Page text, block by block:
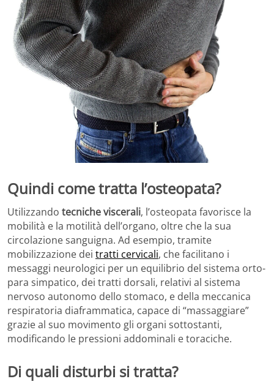
Quindi come tratta l’osteopata?
Utilizzando tecniche viscerali, l’osteopata favorisce la
mobilità e la motilità dell’organo, oltre che la sua
circolazione sanguigna. Ad esempio, tramite
mobilizzazione dei tratti cervicali, che facilitano i
messaggi neurologici per un equilibrio del sistema orto-
para simpatico, dei tratti dorsali, relativi al sistema
nervoso autonomo dello stomaco, e della meccanica
respiratoria diaframmatica, capace di “massaggiare”
grazie al suo movimento gli organi sottostanti,
modificando le pressioni addominali e toraciche.
Di quali disturbi si tratta?